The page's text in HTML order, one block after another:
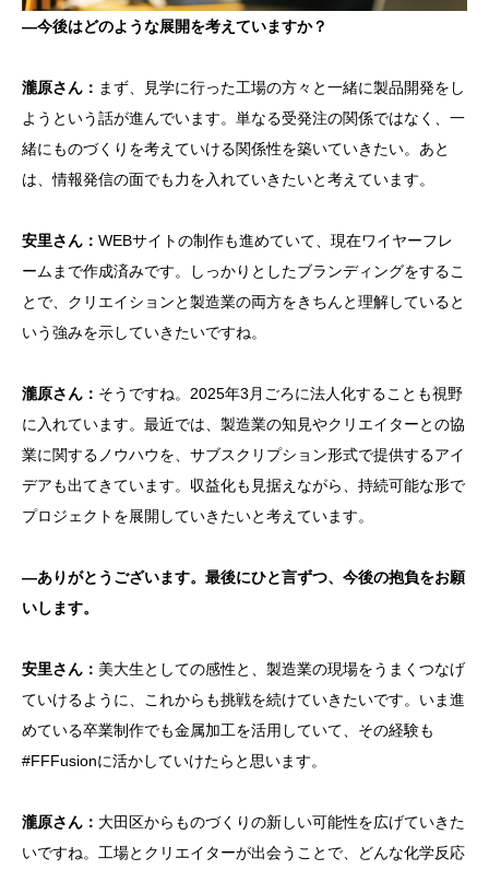
―今後はどのような展開を考えていますか？
瀧原さん： まず、見学に行った工場の方々と一緒に製品開発をし
ようという話が進んでいます。単なる受発注の関係ではなく、一
緒にものづくりを考えていける関係性を築いていきたい。あと
は、情報発信の面でも力を入れていきたいと考えています。
安里さん： WEBサイトの制作も進めていて、現在ワイヤーフレ
ームまで作成済みです。しっかりとしたブランディングをするこ
とで、クリエイションと製造業の両方をきちんと理解していると
いう強みを示していきたいですね。
瀧原さん： そうですね。2025年3月ごろに法人化することも視野
に入れています。最近では、製造業の知見やクリエイターとの協
業に関するノウハウを、サブスクリプション形式で提供するアイ
デアも出てきています。収益化も見据えながら、持続可能な形で
プロジェクトを展開していきたいと考えています。
―ありがとうございます。最後にひと言ずつ、今後の抱負をお願
いします。
安里さん： 美大生としての感性と、製造業の現場をうまくつなげ
ていけるように、これからも挑戦を続けていきたいです。いま進
めている卒業制作でも金属加工を活用していて、その経験も
#FFFusionに活かしていけたらと思います。
瀧原さん： 大田区からものづくりの新しい可能性を広げていきた
いですね。工場とクリエイターが出会うことで、どんな化学反応